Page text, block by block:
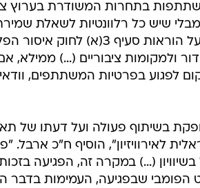
בתחרות המשודרת בערוץ
מבלי שיש כל רלוונטיות לשאלת
אף עולה כדי עבירה על הוראות
ולמקומות ציבוריים (...) ממילא,
לפגוע בפרטיות המשתתפים,
מופקת בשיתוף פעולה ועל דעתו של
לאירוויזיון", הוסיף ח"כ
(...) במקרה זה, הפגיעה בזכות
הפומבי שבפגיעה, העמימות בדבר